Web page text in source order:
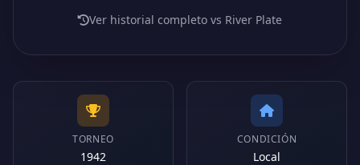
Ver historial completo vs River Plate
TORNEO
1942
CONDICIÓN
Local